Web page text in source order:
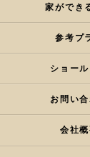
家ができ
参考プ
ショー
お問い
会社